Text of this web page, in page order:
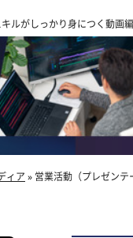
キルがしっかり身につく動画
ィア » 営業活動（プレゼン